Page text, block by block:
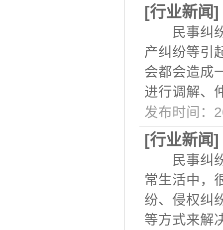
[行业新闻]
民事纠纷
产纠纷等引
会都会造成
进行调解
发布时间：
[行业新闻]
民事纠纷
常生活中，
纷、侵权纠
等方式来